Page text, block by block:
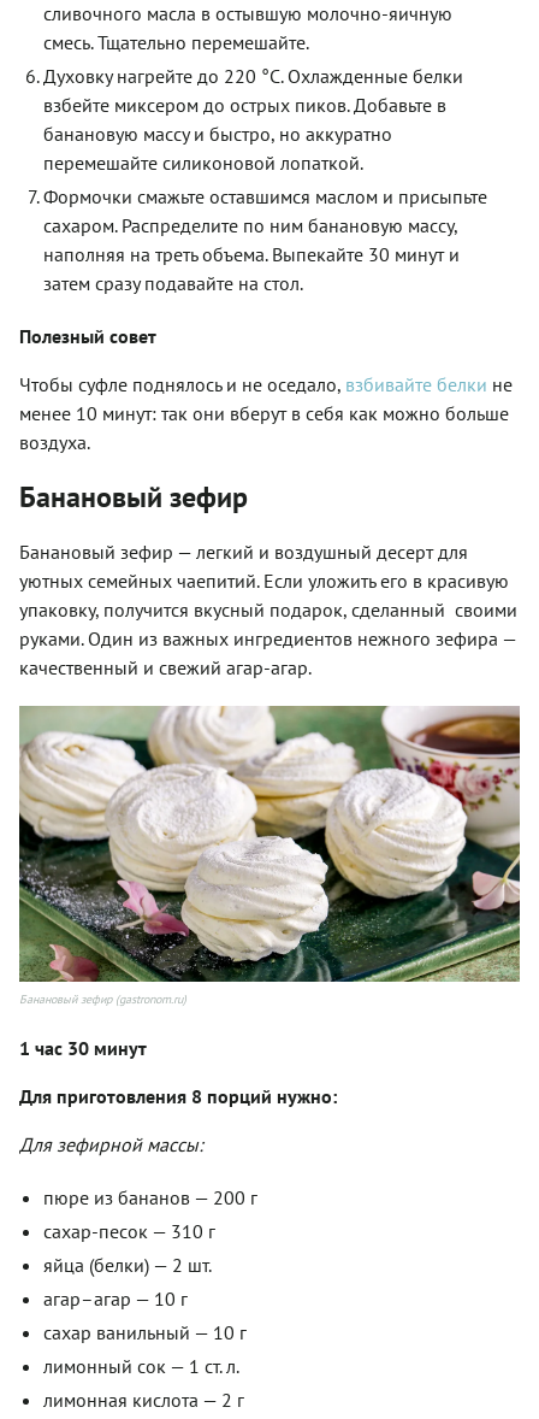
сливочного масла в остывшую молочно-яичную
смесь. Тщательно перемешайте.
Духовку нагрейте до 220 °C. Охлажденные белки
взбейте миксером до острых пиков. Добавьте в
банановую массу и быстро, но аккуратно
перемешайте силиконовой лопаткой.
Формочки смажьте оставшимся маслом и присыпьте
сахаром. Распределите по ним банановую массу,
наполняя на треть объема. Выпекайте 30 минут и
затем сразу подавайте на стол.
Полезный совет
Чтобы суфле поднялось и не оседало, взбивайте белки не
менее 10 минут: так они вберут в себя как можно больше
воздуха.
Банановый зефир
Банановый зефир — легкий и воздушный десерт для
уютных семейных чаепитий. Если уложить его в красивую
упаковку, получится вкусный подарок, сделанный своими
руками. Один из важных ингредиентов нежного зефира —
качественный и свежий агар-агар.
Банановый зефир (gastronom.ru)
1 час 30 минут
Для приготовления 8 порций нужно:
Для зефирной массы:
пюре из бананов — 200 г
сахар-песок — 310 г
яйца (белки) — 2 шт.
агар–агар — 10 г
сахар ванильный — 10 г
лимонный сок — 1 ст. л.
лимонная кислота — 2 г